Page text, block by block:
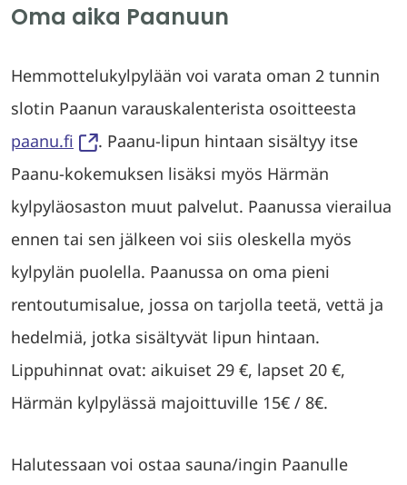
Oma aika Paanuun
Hemmottelukylpylään voi varata oman 2 tunnin
slotin Paanun varauskalenterista osoitteesta
paanu.fi
. Paanu-lipun hintaan sisältyy itse
Paanu-kokemuksen lisäksi myös Härmän
kylpyläosaston muut palvelut. Paanussa vierailua
ennen tai sen jälkeen voi siis oleskella myös
kylpylän puolella. Paanussa on oma pieni
rentoutumisalue, jossa on tarjolla teetä, vettä ja
hedelmiä, jotka sisältyvät lipun hintaan.
Lippuhinnat ovat: aikuiset 29 €, lapset 20 €,
Härmän kylpylässä majoittuville 15€ / 8€.
Halutessaan voi ostaa sauna/ingin Paanulle